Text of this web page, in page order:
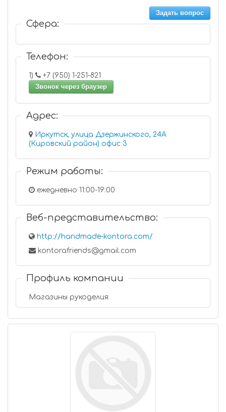
Задать вопрос
Сфера:
Телефон:
1)
+7 (950) 1-251-821
Звонок через браузер
Адрес:
Иркутск, улица Дзержинского, 24А
(Кировский район) офис 3
Режим работы:
ежедневно 11:00-19:00
Веб-представительство:
http://handmade-kontora.com/
kontorafriends@gmail.com
Профиль компании
Магазины рукоделия